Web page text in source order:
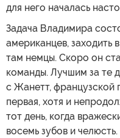
для него началась
Задача Владимира
американцев, заходить
там немцы. Скоро он
команды. Лучшим за те
с Жанетт, французской
первая, хотя и
тот день, когда
восемь зубов и